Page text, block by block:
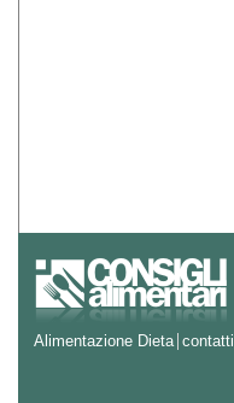
Alimentazione Dieta contatti